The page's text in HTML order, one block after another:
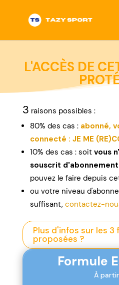
L'ACCÈS DE
3 raisons possibles :
80% des cas : abonné,
connecté : JE ME
10% des cas : soitvous
souscrit d'abonnement
pouvez le faire depuis
ou votre niveau
suffisant, contactez-
Plus d'infos sur les 3
proposées ?
Formule
À